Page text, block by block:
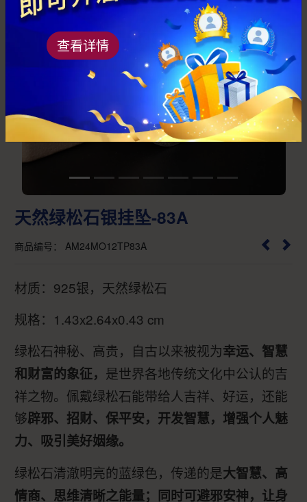
Previous Next
天然绿松石银挂坠-83A
商品编号： AM24MO12TP83A
材质：925银，天然绿松石
规格：1.43x2.64x0.43 cm
绿松石神秘、高贵，自古以来被视为幸运、智慧
和财富的象征， 是世界各地传统文化中公认的吉
祥之物。佩戴绿松石能带给人吉祥、好运，还能
够辟邪、招财、保平安，开发智慧，增强个人魅
力、吸引美好姻缘。
绿松石清澈明亮的蓝绿色，传递的是大智慧、高
情商、思维清晰之能量；同时可避邪安神，让身
查看详情